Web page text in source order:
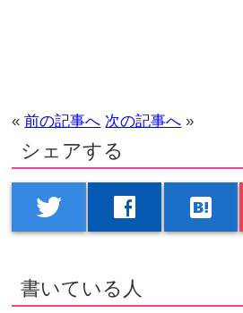
«前の記事へ 次の記事へ »
シェアする
twitter facebook hatenabookmark
書いている人